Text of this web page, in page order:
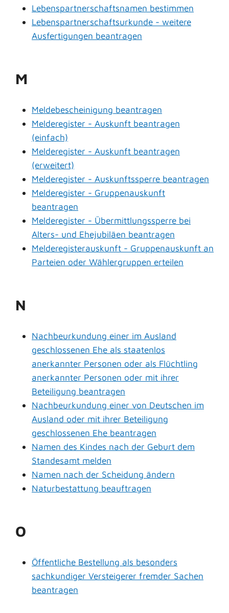
Lebenspartnerschaftsnamen bestimmen
Lebenspartnerschaftsurkunde - weitere
Ausfertigungen beantragen
M
Meldebescheinigung beantragen
Melderegister - Auskunft beantragen
(einfach)
Melderegister - Auskunft beantragen
(erweitert)
Melderegister - Auskunftssperre beantragen
Melderegister - Gruppenauskunft
beantragen
Melderegister - Übermittlungssperre bei
Alters- und Ehejubiläen beantragen
Melderegisterauskunft - Gruppenauskunft an
Parteien oder Wählergruppen erteilen
N
Nachbeurkundung einer im Ausland
geschlossenen Ehe als staatenlos
anerkannter Personen oder als Flüchtling
anerkannter Personen oder mit ihrer
Beteiligung beantragen
Nachbeurkundung einer von Deutschen im
Ausland oder mit ihrer Beteiligung
geschlossenen Ehe beantragen
Namen des Kindes nach der Geburt dem
Standesamt melden
Namen nach der Scheidung ändern
Naturbestattung beauftragen
O
Öffentliche Bestellung als besonders
sachkundiger Versteigerer fremder Sachen
beantragen